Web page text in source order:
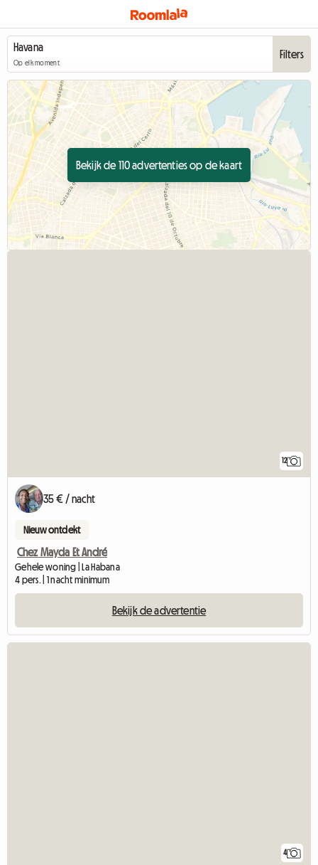
Op elk moment
Filters
Bekijk de 110 advertenties op de kaart
12
35 € / nacht
Nieuw ontdekt
Chez Mayda Et André
Gehele woning | La Habana
4 pers. | 1 nacht minimum
Bekijk de advertentie
4